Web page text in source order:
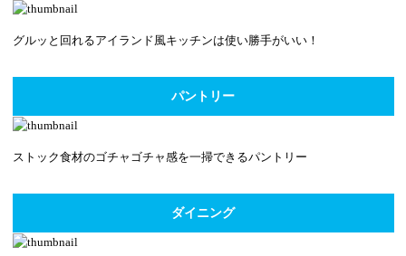
グルッと回れるアイランド風キッチンは使い勝手がいい！
パントリー
ストック食材のゴチャゴチャ感を一掃できるパントリー
ダイニング